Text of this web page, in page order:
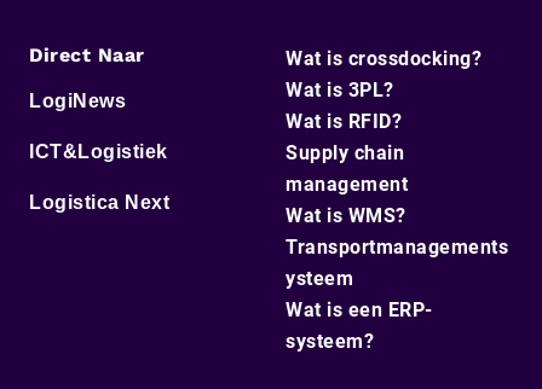
Direct Naar
LogiNews
ICT&Logistiek
Logistica Next
Wat is crossdocking?
Wat is 3PL?
Wat is RFID?
Supply chain
management
Wat is WMS?
Transportmanagements
ysteem
Wat is een ERP-
systeem?